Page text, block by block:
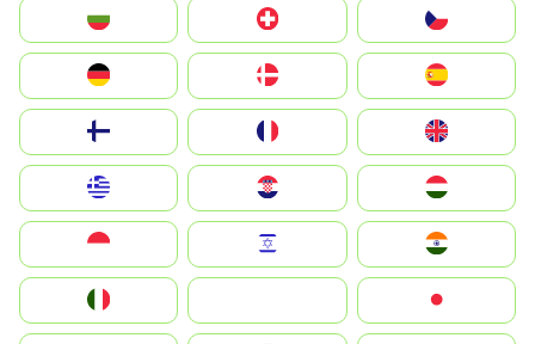
Switzerland
Deutschland
United Kingdom
Magyarország